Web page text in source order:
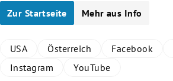
Zur Startseite Mehr aus Info
USA Österreich Facebook
Instagram
YouTube